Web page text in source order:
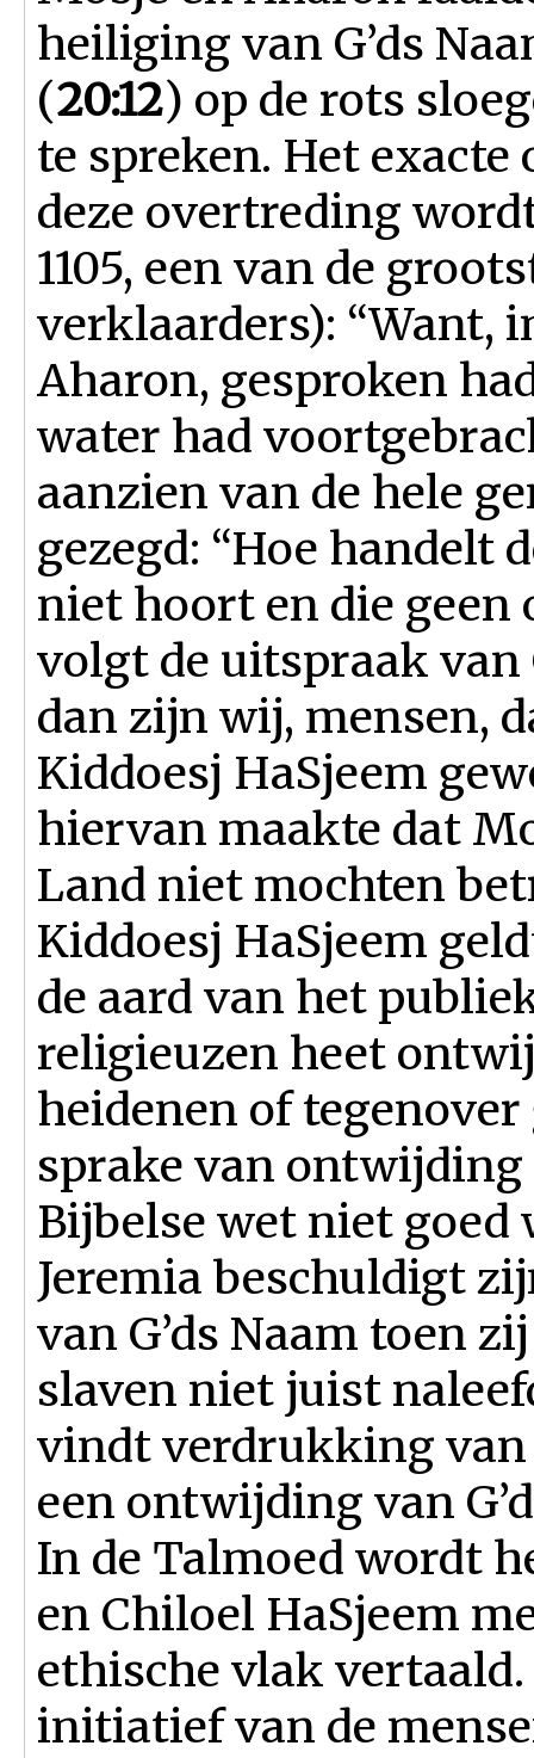
heiliging van G’ds
(20:12) op de rots
te spreken. Het
deze overtreding
1105, een van de
verklaarders): “Want,
Aharon, gesproken
water had
aanzien van de hele
gezegd: “Hoe handelt
niet hoort en die geen
volgt de uitspraak van
dan zijn wij, mensen,
Kiddoesj HaSjeem
hiervan maakte dat
Land niet mochten
Kiddoesj HaSjeem
de aard van het
religieuzen heet
heidenen of
sprake van ontwijding
Bijbelse wet niet goed
Jeremia beschuldigt
van G’ds Naam toen
slaven niet juist
vindt verdrukking
een ontwijding van
In de Talmoed wordt
en Chiloel HaSjeem
ethische vlak
initiatief van de